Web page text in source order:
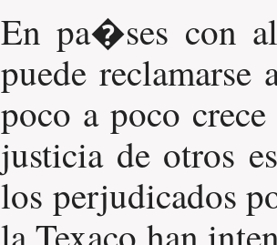
En pa�ses con
puede
poco a poco
justicia de otros
los perjudicados